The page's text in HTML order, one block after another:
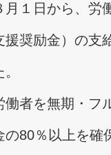
月１日から、労
援奨励金）の支
働者を無期・フ
の80％以上を確